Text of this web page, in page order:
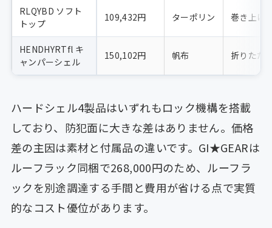
RLQYBD ソフト
トップ
109,432円 ターポリン 巻き上げ
HENDHYRTfl キ
ャンパーシェル
150,102円 帆布 折りたた
ハードシェル4製品はいずれもロック機構を搭載
しており、防犯面に大きな差はありません。価格
差の主因は素材と付属品の違いです。GI★GEARは
ルーフラック同梱で268,000円のため、ルーフラ
ックを別途調達する手間と費用が省ける点で実質
的なコスト優位があります。